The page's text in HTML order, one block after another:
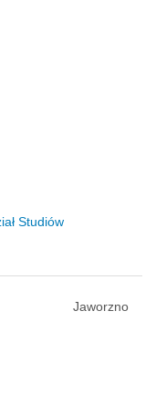
Studiów
Jaworzno